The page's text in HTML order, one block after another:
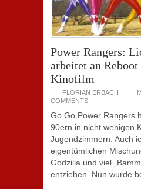
Power Rangers:
arbeitet an
Kinofilm
FLORIAN ERBACH
COMMENTS
Go Go Power Rangers
90ern in nicht wenigen
Jugendzimmern. Auch
eigentümlichen
Godzilla und viel
entziehen. Nun wurde